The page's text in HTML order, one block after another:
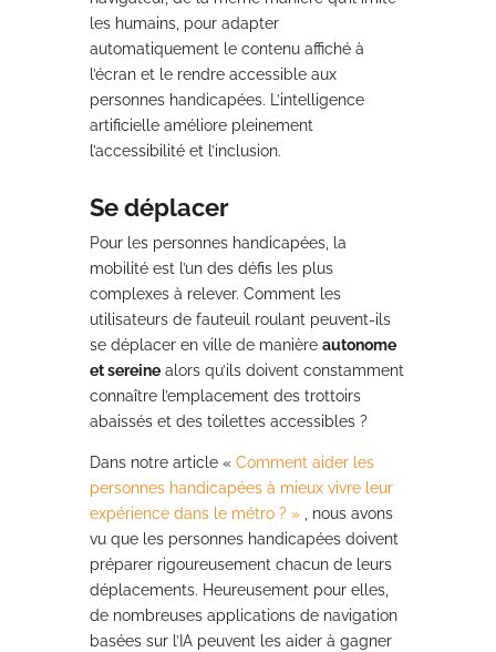
les humains, pour adapter
automatiquement le contenu affiché à
l’écran et le rendre accessible aux
personnes handicapées. L’intelligence
artificielle améliore pleinement
l’accessibilité et l’inclusion.
Se déplacer
Pour les personnes handicapées, la
mobilité est l’un des défis les plus
complexes à relever. Comment les
utilisateurs de fauteuil roulant peuvent-ils
se déplacer en ville de manière autonome
et sereinealors qu’ils doivent constamment
connaître l’emplacement des trottoirs
abaissés et des toilettes accessibles ?
Dans notre article «Comment aider les
personnes handicapées à mieux vivre leur
expérience dans le métro ? », nous avons
vu que les personnes handicapées doivent
préparer rigoureusement chacun de leurs
déplacements. Heureusement pour elles,
de nombreuses applications de navigation
basées sur l’IA peuvent les aider à gagner